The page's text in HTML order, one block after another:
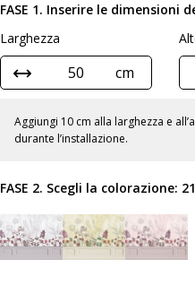
FASE 1. Inserire le dimensioni
Larghezza
cm
Aggiungi 10 cm alla larghezza e
durante l’installazione.
FASE 2. Scegli la colorazione: